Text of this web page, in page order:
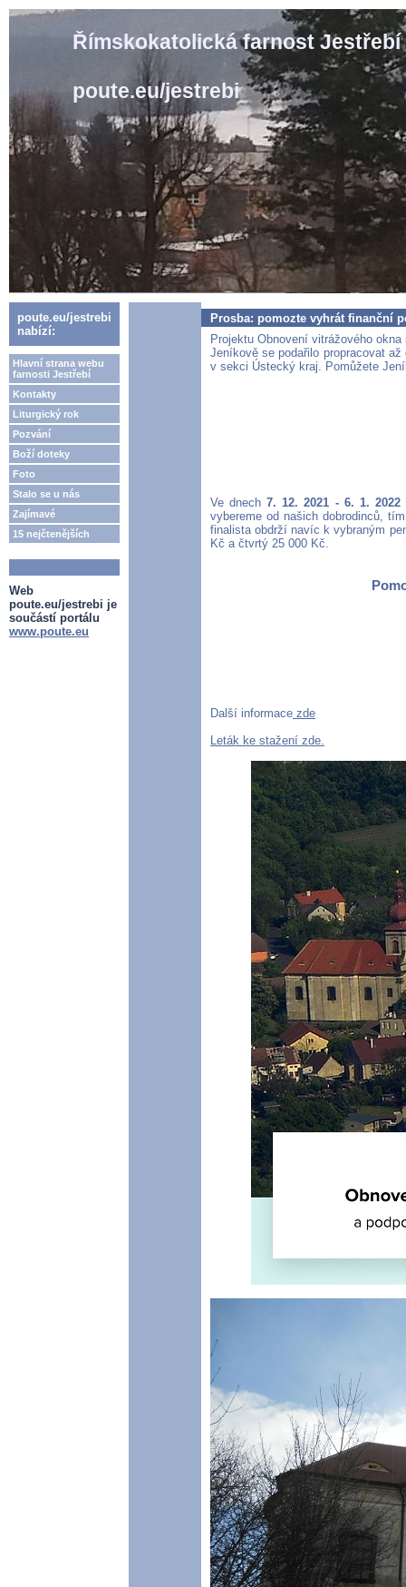
Římskokatolická farnost Jestřebí
poute.eu/jestrebi
poute.eu/jestrebi
nabízí:
Hlavní strana webu
farnosti Jestřebí
Kontakty
Liturgický rok
Pozvání
Boží doteky
Foto
Stalo se u nás
Zajímavé
15 nejčtenějších
Web
poute.eu/jestrebi je
součástí portálu
www.poute.eu
Prosba: pomozte vyhrát finanční
Projektu Obnovení vitrážového
Jeníkově se podařilo propracovat
v sekci Ústecký kraj. Pomůžete
Ve dnech 7. 12. 2021 - 6. 1. 2022
vybereme od našich dobrodinců,
finalista obdrží navíc k vybraným
Kč a čtvrtý 25 000 Kč.
Další informace zde
Leták ke stažení zde.